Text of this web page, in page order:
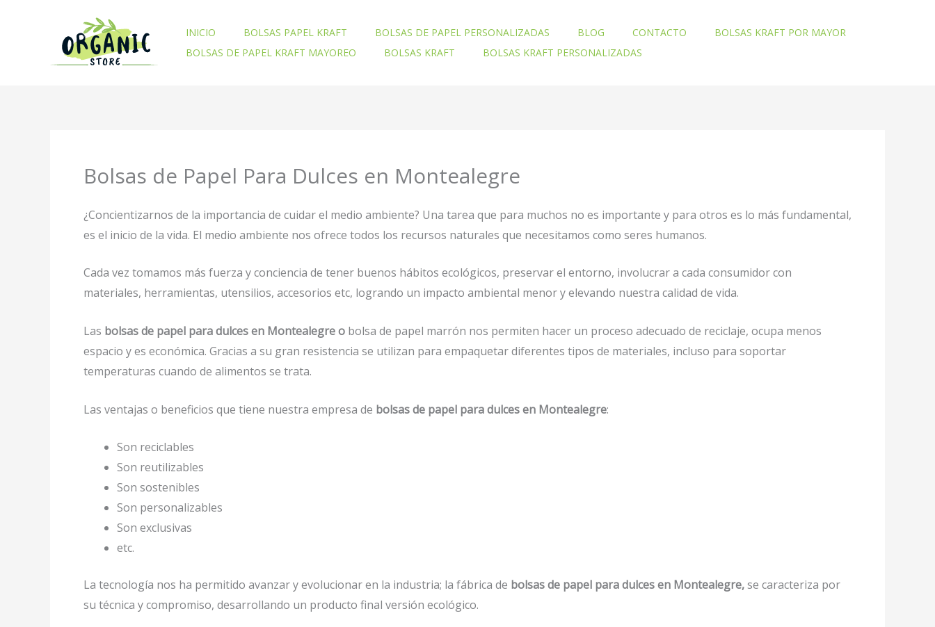
INICIO BOLSAS PAPEL KRAFT BOLSAS DE PAPEL PERSONALIZADAS BLOG CONTACTO
BOLSAS KRAFT POR MAYOR
BOLSAS DE PAPEL KRAFT MAYOREO
BOLSAS KRAFT BOLSAS KRAFT PERSONALIZADAS
Bolsas de Papel Para Dulces en Montealegre
¿Concientizarnos de la importancia de cuidar el medio ambiente? Una tarea que para muchos no es importante y para otros es lo más fundamental,
es el inicio de la vida. El medio ambiente nos ofrece todos los recursos naturales que necesitamos como seres humanos.
Cada vez tomamos más fuerza y conciencia de tener buenos hábitos ecológicos, preservar el entorno, involucrar a cada consumidor con
materiales, herramientas, utensilios, accesorios etc, logrando un impacto ambiental menor y elevando nuestra calidad de vida.
Las bolsas de papel para dulces en Montealegre o bolsa de papel marrón nos permiten hacer un proceso adecuado de reciclaje, ocupa menos
espacio y es económica. Gracias a su gran resistencia se utilizan para empaquetar diferentes tipos de materiales, incluso para soportar
temperaturas cuando de alimentos se trata.
Las ventajas o beneficios que tiene nuestra empresa de bolsas de papel para dulces en Montealegre:
Son reciclables
Son reutilizables
Son sostenibles
Son personalizables
Son exclusivas
etc.
La tecnología nos ha permitido avanzar y evolucionar en la industria; la fábrica de bolsas de papel para dulces en Montealegre,se caracteriza por
su técnica y compromiso, desarrollando un producto final versión ecológico.